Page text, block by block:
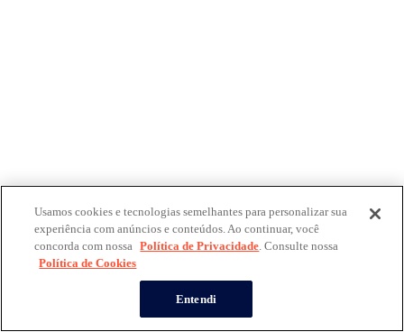
Usamos cookies e tecnologias semelhantes para personalizar sua
experiência com anúncios e conteúdos. Ao continuar, você
concorda com nossa Política de Privacidade. Consulte nossa
Política de Cookies
Entendi